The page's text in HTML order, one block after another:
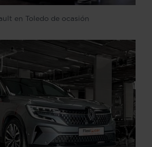
en Toledo de ocasión